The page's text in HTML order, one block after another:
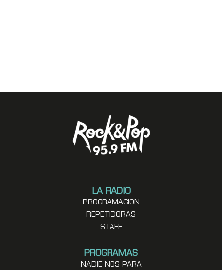
LA RADIO
PROGRAMACION
REPETIDORAS
STAFF
PROGRAMAS
NADIE NOS PARA